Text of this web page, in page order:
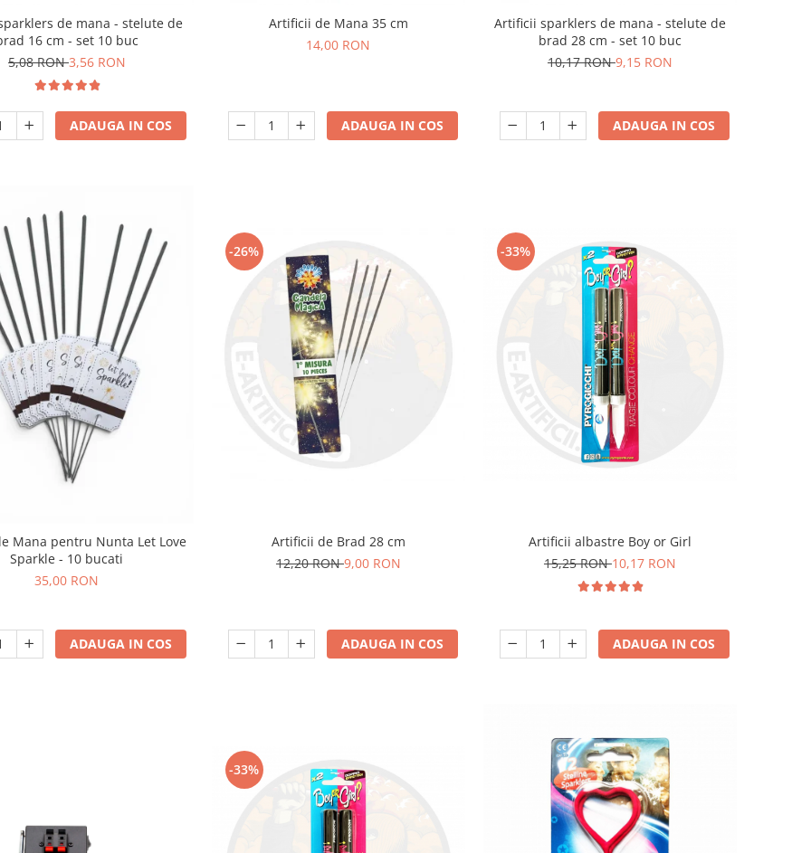
de mana - stelute de
16 cm - set 10 buc
5,08 RON3,56 RON
ADAUGA IN COS
Artificii de Mana 35 cm
14,00 RON
ADAUGA IN COS
Artificii sparklers de mana - stelute de
brad 28 cm - set 10 buc
10,17 RON9,15 RON
ADAUGA IN COS
Mana pentru Nunta Let Love
Sparkle - 10 bucati
35,00 RON
ADAUGA IN COS
-26%
Artificii de Brad 28 cm
12,20 RON9,00 RON
ADAUGA IN COS
-33%
Artificii albastre Boy or Girl
15,25 RON10,17 RON
ADAUGA IN COS
-33%